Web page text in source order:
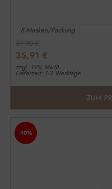
8 Masken/Packung
39,90€
35,91 €
zzgl. 19% MwSt.
Lieferzeit: 1-3 Werktage
ZUM
-10%